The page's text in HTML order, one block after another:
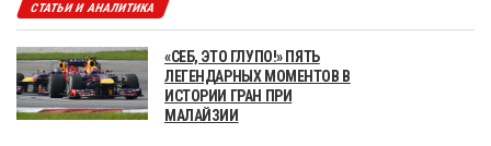
СТАТЬИ И АНАЛИТИКА
«СЕБ, ЭТО ГЛУПО!» ПЯТЬ
ЛЕГЕНДАРНЫХ МОМЕНТОВ В
ИСТОРИИ ГРАН ПРИ
МАЛАЙЗИИ